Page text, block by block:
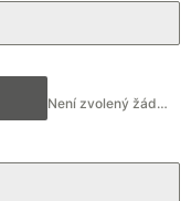
Není zvolený žádný soubor